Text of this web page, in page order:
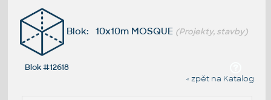
Blok: 10x10m MOSQUE (Projekty, stavby)
Blok #12618
« zpět na Katalog